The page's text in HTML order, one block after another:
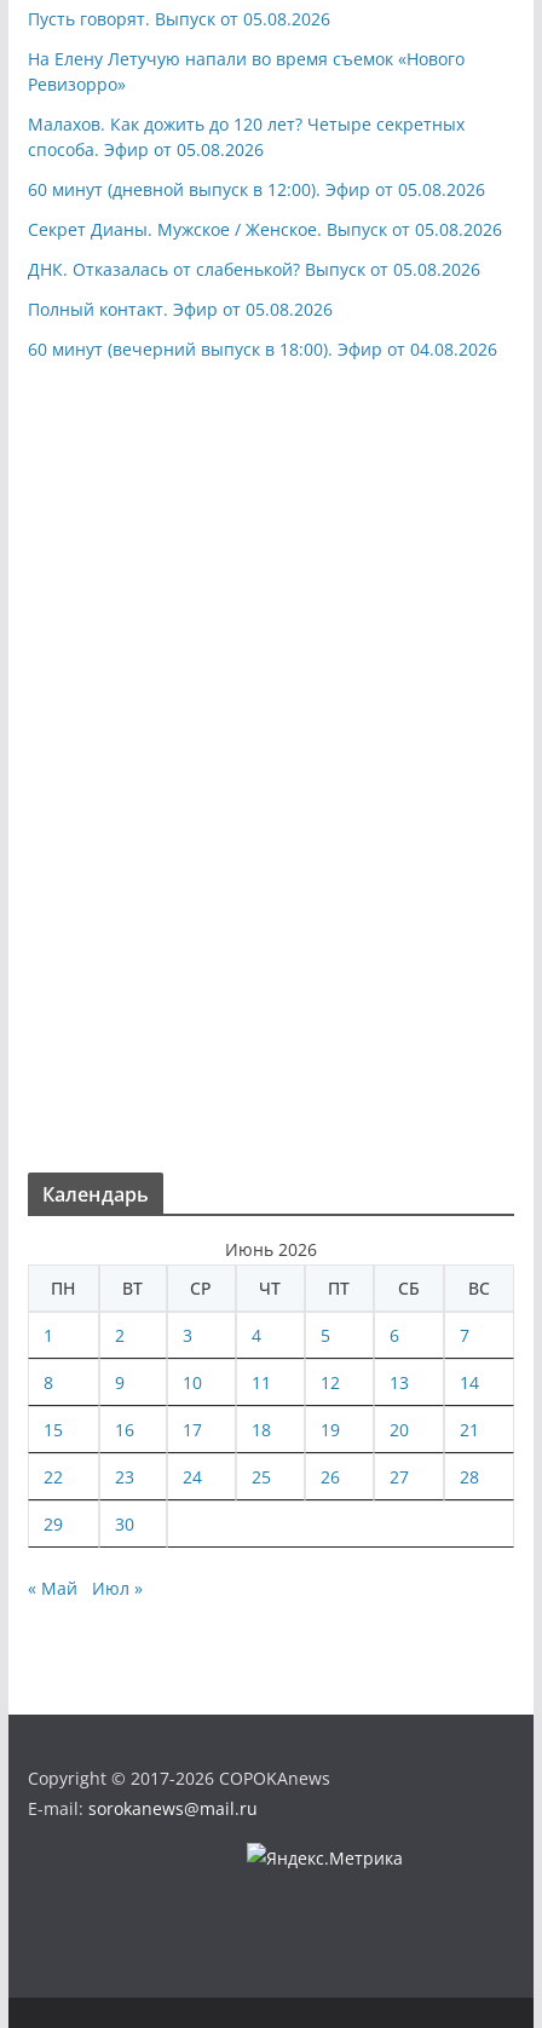
Пусть говорят. Выпуск от 05.08.2026
На Елену Летучую напали во время съемок «Нового
Ревизорро»
Малахов. Как дожить до 120 лет? Четыре секретных
способа. Эфир от 05.08.2026
60 минут (дневной выпуск в 12:00). Эфир от 05.08.2026
Секрет Дианы. Мужское / Женское. Выпуск от 05.08.2026
ДНК. Отказалась от слабенькой? Выпуск от 05.08.2026
Полный контакт. Эфир от 05.08.2026
60 минут (вечерний выпуск в 18:00). Эфир от 04.08.2026
Календарь
Июнь 2026
ПН
ВТ СР ЧТ ПТ СБ ВС
1 2 3 4 5 6 7
8 9 10 11 12 13 14
15 16 17 18 19 20 21
22 23 24 25 26 27 28
29 30
« Май Июл »
Copyright © 2017-2026 COPOKAnews
E-mail: sorokanews@mail.ru